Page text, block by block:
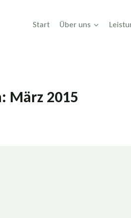
Start Über uns
März 2015